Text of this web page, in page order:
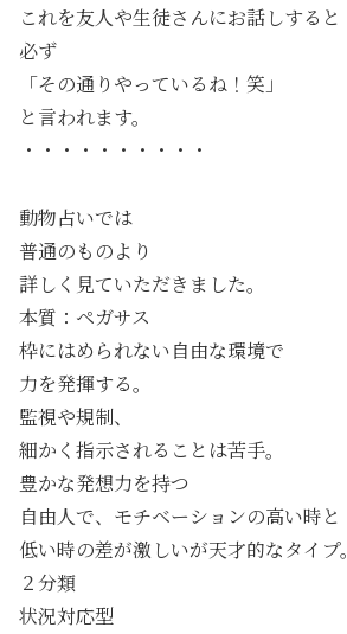
これを友人や生徒さんにお話しすると
必ず
「その通りやっているね！笑」
と言われます。
・・・・・・・・・・
動物占いでは
普通のものより
詳しく見ていただきました。
本質：ペガサス
枠にはめられない自由な環境で
力を発揮する。
監視や規制、
細かく指示されることは苦手。
豊かな発想力を持つ
自由人で、モチベーションの高い時と
低い時の差が激しいが天才的なタイプ。
２分類
状況対応型